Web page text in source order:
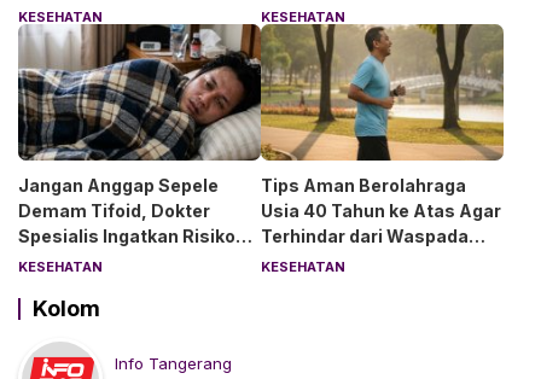
Anjurkan 6 Asupan Ini
KESEHATAN
Penjelasan Dokter RS Sari
Asih Bintaro
KESEHATAN
Jangan Anggap Sepele
Demam Tifoid, Dokter
Spesialis Ingatkan Risiko
Kebocoran Usus
KESEHATAN
Tips Aman Berolahraga
Usia 40 Tahun ke Atas Agar
Terhindar dari Waspada
“Angin Duduk”
KESEHATAN
Kolom
Info Tangerang